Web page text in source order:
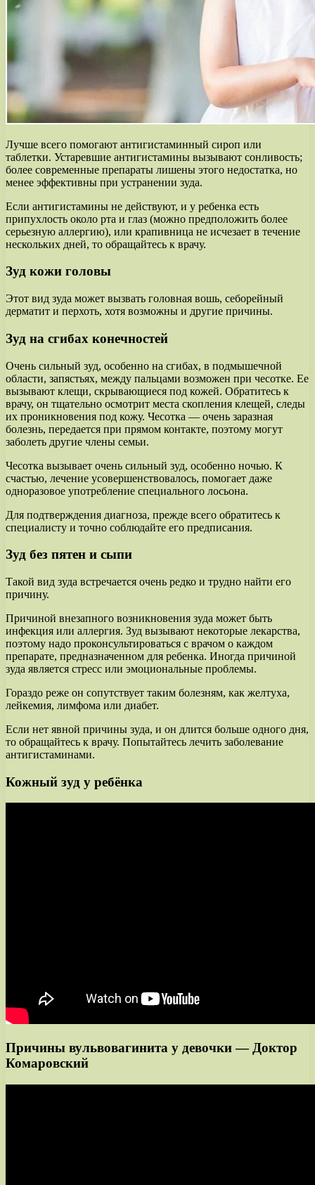
Лучше всего помогают антигистаминный сироп или
таблетки. Устаревшие антигистамины вызывают сонливость;
более современные препараты лишены этого недостатка, но
менее эффективны при устранении зуда.
Если антигистамины не действуют, и у ребенка есть
припухлость около рта и глаз (можно предположить более
серьезную аллергию), или крапивница не исчезает в течение
нескольких дней, то обращайтесь к врачу.
Зуд кожи головы
Этот вид зуда может вызвать головная вошь, себорейный
дерматит и перхоть, хотя возможны и другие причины.
Зуд на сгибах конечностей
Очень сильный зуд, особенно на сгибах, в подмышечной
области, запястьях, между пальцами возможен при чесотке. Ее
вызывают клещи, скрывающиеся под кожей. Обратитесь к
врачу, он тщательно осмотрит места скопления клещей, следы
их проникновения под кожу. Чесотка — очень заразная
болезнь, передается при прямом контакте, поэтому могут
заболеть другие члены семьи.
Чесотка вызывает очень сильный зуд, особенно ночью. К
счастью, лечение усовершенствовалось, помогает даже
одноразовое употребление специального лосьона.
Для подтверждения диагноза, прежде всего обратитесь к
специалисту и точно соблюдайте его предписания.
Зуд без пятен и сыпи
Такой вид зуда встречается очень редко и трудно найти его
причину.
Причиной внезапного возникновения зуда может быть
инфекция или аллергия. Зуд вызывают некоторые лекарства,
поэтому надо проконсультироваться с врачом о каждом
препарате, предназначенном для ребенка. Иногда причиной
зуда является стресс или эмоциональные проблемы.
Гораздо реже он сопутствует таким болезням, как желтуха,
лейкемия, лимфома или диабет.
Если нет явной причины зуда, и он длится больше одного дня,
то обращайтесь к врачу. Попытайтесь лечить заболевание
антигистаминами.
Кожный зуд у ребёнка
Причины вульвовагинита у девочки — Доктор
Комаровский